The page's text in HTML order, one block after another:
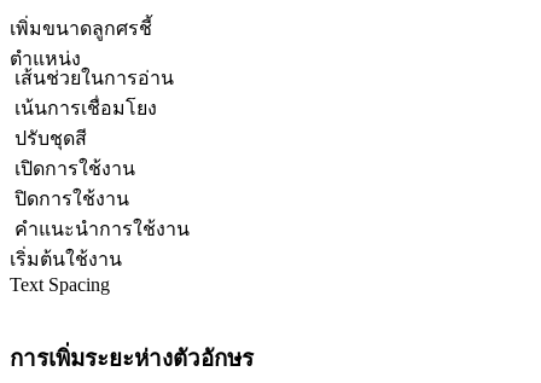
เพิ่มขนาดลูกศรชี้
ตำแหน่ง
เส้นช่วยในการอ่าน
เน้นการเชื่อมโยง
ปรับชุดสี
เปิดการใช้งาน
ปิดการใช้งาน
คำแนะนำการใช้งาน
เริ่มต้นใช้งาน
Text Spacing
การเพิ่มระยะห่างตัวอักษร